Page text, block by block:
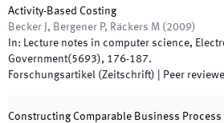
Activity-Based Costing
Becker J, Bergener P, Räckers M ( 2009)
In: Lecture notes in computer science,
Government(5693), 176-187.
Forschungsartikel (Zeitschrift) | Peer
Constructing Comparable Business